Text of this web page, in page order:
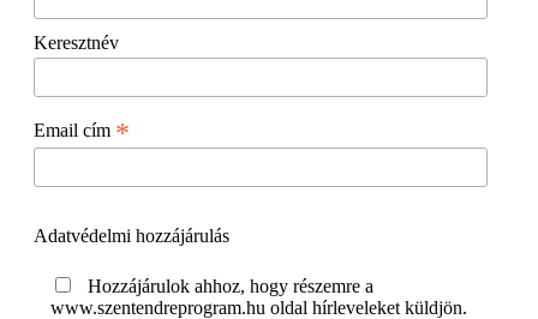
Keresztnév
Email cím *
Adatvédelmi hozzájárulás
www.szentendreprogram.hu oldal hírleveleket küldjön.